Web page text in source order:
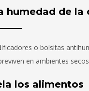
humedad de la
o bolsitas
en ambientes
los alimentos